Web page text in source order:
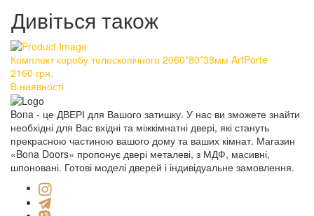
Дивіться також
Комплект коробу телескопічного 2060*80*38мм ArtPorte
2160 грн.
В наявності
Bona - це ДВЕРІ для Вашого затишку. У нас ви зможете знайти
необхідні для Вас вхідні та міжкімнатні двері, які стануть
прекрасною частиною вашого дому та ваших кімнат. Магазин
«Bona Doors» пропонує двері металеві, з МДФ, масивні,
шпоновані. Готові моделі дверей і індивідуальне замовлення.